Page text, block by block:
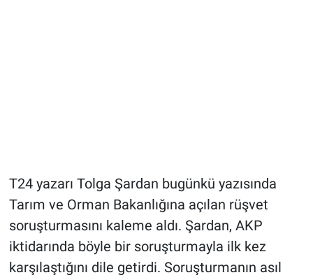
T24 yazarı Tolga Şardan bugünkü yazısında
Tarım ve Orman Bakanlığına açılan rüşvet
soruşturmasını kaleme aldı. Şardan, AKP
iktidarında böyle bir soruşturmayla ilk kez
karşılaştığını dile getirdi. Soruşturmanın asıl